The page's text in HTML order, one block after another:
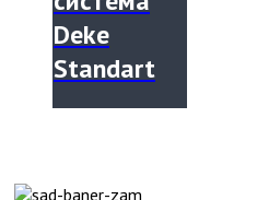
Deke
Standart